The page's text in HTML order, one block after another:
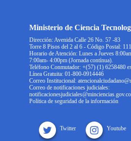
Ministerio de Ciencia
Dirección: Avenida Calle 26 No. 57 -83
Torre 8 Pisos del 2 al 6 - Código Postal:
Horario de Atención: Lunes a Jueves
7:00am- 4:00pm (Jornada contínua).
Teléfono Conmutador: +(57) (1) 6258480
Línea Gratuita: 01-800-0914446
Correo Institucional:
Correo de notificaciones judiciales:
notificacionesjudiciales@minciencias.gov.co
Política de seguridad de la información
Twitter Youtube